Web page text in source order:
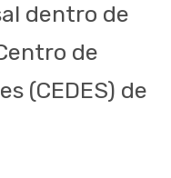
dentro de
de
(CEDES) de